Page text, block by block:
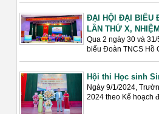
ĐẠI HỘI ĐẠI BIỂU
LẦN THỨ X,
Qua 2 ngày 30 và
biểu Đoàn TNCS Hồ
Hội thi Học sinh
Ngày 9/1/2024,
2024 theo Kế hoạch